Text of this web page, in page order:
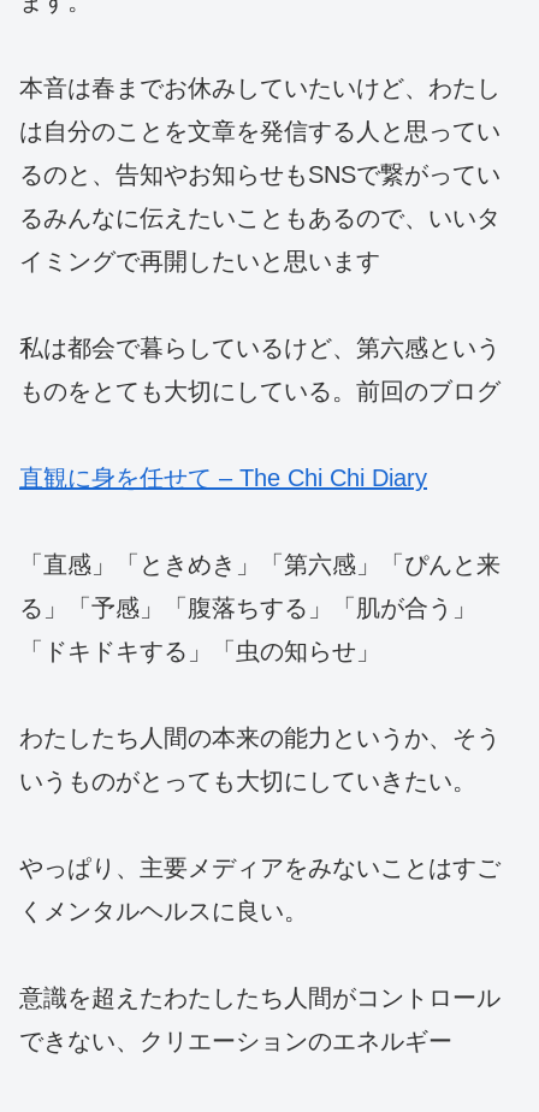
本音は春までお休みしていたいけど、わたし
は自分のことを文章を発信する人と思ってい
るのと、告知やお知らせもSNSで繋がってい
るみんなに伝えたいこともあるので、いいタ
イミングで再開したいと思います
私は都会で暮らしているけど、第六感という
ものをとても大切にしている。前回のブログ
直観に身を任せて – The Chi Chi Diary
「直感」「ときめき」「第六感」「ぴんと来
る」「予感」「腹落ちする」「肌が合う」
「ドキドキする」「虫の知らせ」
わたしたち人間の本来の能力というか、そう
いうものがとっても大切にしていきたい。
やっぱり、主要メディアをみないことはすご
くメンタルヘルスに良い。
意識を超えたわたしたち人間がコントロール
できない、クリエーションのエネルギー